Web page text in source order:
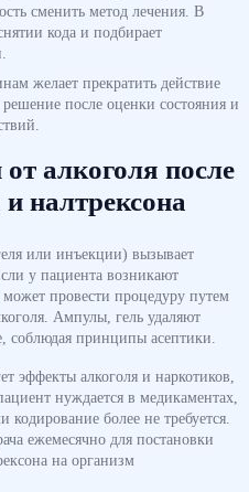
сменить метод лечения. В
кода и подбирает
желает прекратить действие
после оценки состояния и
алкоголя после
налтрексона
или инъекции) вызывает
у пациента возникают
провести процедуру путем
Ампулы, гель удаляют
соблюдая принципы асептики.
эффекты алкоголя и наркотиков,
нуждается в медикаментах,
более не требуется.
ежемесячно для постановки
на организм